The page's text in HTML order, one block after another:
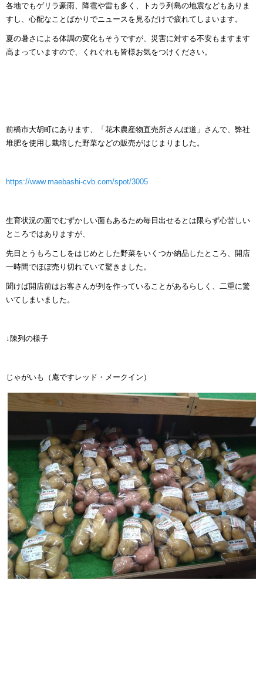
各地でもゲリラ豪雨、降雹や雷も多く、トカラ列島の地震などもありま
すし、心配なことばかりでニュースを見るだけで疲れてしまいます。
夏の暑さによる体調の変化もそうですが、災害に対する不安もますます
高まっていますので、くれぐれも皆様お気をつけください。
前橋市大胡町にあります、「花木農産物直売所さんぽ道」さんで、弊社
堆肥を使用し栽培した野菜などの販売がはじまりました。
https://www.maebashi-cvb.com/spot/3005
生育状況の面でむずかしい面もあるため毎日出せるとは限らず心苦しい
ところではありますが、
先日とうもろこしをはじめとした野菜をいくつか納品したところ、開店
一時間でほぼ売り切れていて驚きました。
聞けば開店前はお客さんが列を作っていることがあるらしく、二重に驚
いてしまいました。
↓陳列の様子
じゃがいも（庵ですレッド・メークイン）